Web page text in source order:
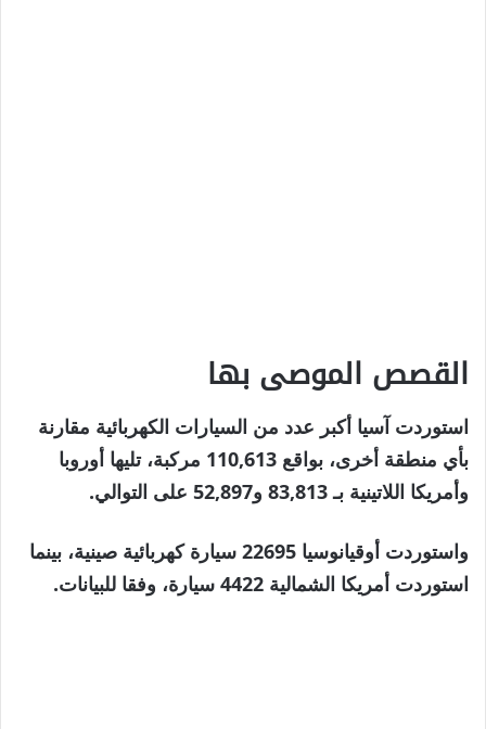
القصص الموصى بها
قائمة
من
4
نهاية
القائمة
استوردت آسيا أكبر عدد من السيارات الكهربائية مقارنة
بأي منطقة أخرى، بواقع 110,613 مركبة، تليها أوروبا
وأمريكا اللاتينية بـ 83,813 و52,897 على التوالي.
واستوردت أوقيانوسيا 22695 سيارة كهربائية صينية، بينما
استوردت أمريكا الشمالية 4422 سيارة، وفقا للبيانات.